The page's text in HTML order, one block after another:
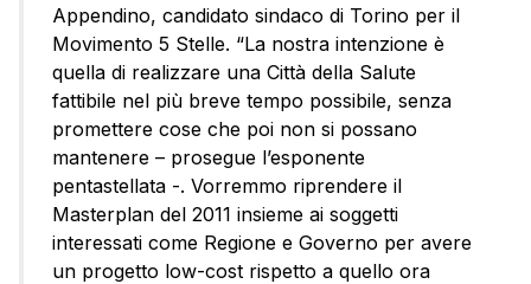
Appendino, candidato sindaco di Torino per il
Movimento 5 Stelle. “La nostra intenzione è
quella di realizzare una Città della Salute
fattibile nel più breve tempo possibile, senza
promettere cose che poi non si possano
mantenere – prosegue l’esponente
pentastellata -. Vorremmo riprendere il
Masterplan del 2011 insieme ai soggetti
interessati come Regione e Governo per avere
un progetto low-cost rispetto a quello ora